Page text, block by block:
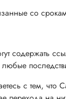
со
содержать
любые
с тем, что